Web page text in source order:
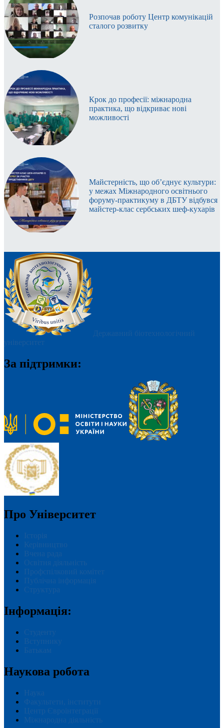
Розпочав роботу Центр комунікацій
сталого розвитку
Крок до професії: міжнародна
практика, що відкриває нові
можливості
Майстерність, що об’єднує культури:
у межах Міжнародного освітнього
форуму-практикуму в ДБТУ відбувся
майстер-клас сербських шеф-кухарів
Державний біотехнологічний
університет
За підтримки:
Про Університет
Історія
Керівництво
Вчена рада
Освітня діяльність
Профспілковий комітет
Публічна інформація
Структура
Інформація:
Студенту
Вступнику
Батькам
Наукова робота
Наука
Факультети, інститути
Центр Євроінтеграції
Міжнародна діяльність